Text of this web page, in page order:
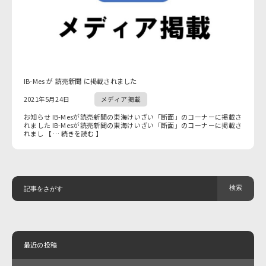
IB-Mes が 読売新聞 に掲載されました
2021年5月24日 メディア掲載
お知らせ IB-Mesが読売新聞の東海けいざい「断面」のコーナーに掲載さ
れました IB-Mesが読売新聞の東海けいざい「断面」のコーナーに掲載さ
れまし 【 … 続きを読む 】
最近の投稿